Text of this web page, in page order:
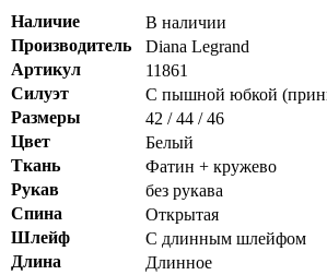
Наличие
В наличии
Производитель
Diana Legrand
Артикул
11861
Силуэт
С пышной юбкой
Размеры
42 / 44 / 46
Цвет
Белый
Ткань
Фатин + кружево
Рукав
без рукава
Спина
Открытая
Шлейф
С длинным шлейфом
Длина
Длинное